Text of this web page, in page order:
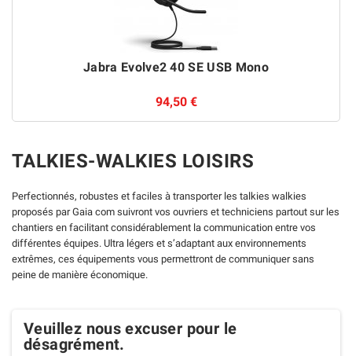
Jabra Evolve2 40 SE USB Mono
94,50 €
TALKIES-WALKIES LOISIRS
Perfectionnés, robustes et faciles à transporter les talkies walkies
proposés par Gaia com suivront vos ouvriers et techniciens partout sur les
chantiers en facilitant considérablement la communication entre vos
différentes équipes. Ultra légers et s’adaptant aux environnements
extrêmes, ces équipements vous permettront de communiquer sans
peine de manière économique.
Veuillez nous excuser pour le
désagrément.